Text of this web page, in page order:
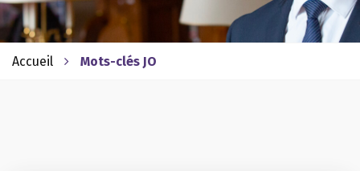
Accueil Mots-clés JO